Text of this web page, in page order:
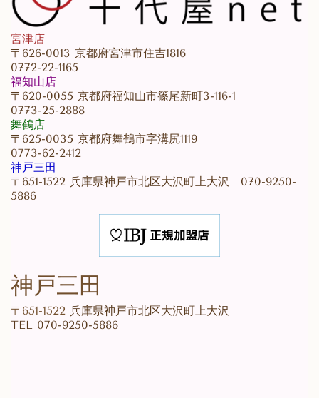
宮津店
〒626-0013 京都府宮津市住吉1816
0772-22-1165
福知山店
〒620-0055 京都府福知山市篠尾新町3-116-1
0773-25-2888
舞鶴店
〒625-0035 京都府舞鶴市字溝尻1119
0773-62-2412
神戸三田
〒651-1522 兵庫県神戸市北区大沢町上大沢 070-9250-
5886
神戸三田
〒651-1522 兵庫県神戸市北区大沢町上大沢
TEL 070-9250-5886